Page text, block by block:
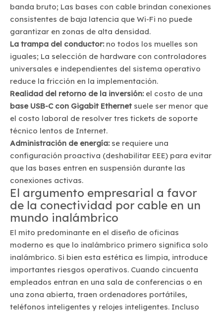
banda bruto; Las bases con cable brindan conexiones
consistentes de baja latencia que Wi-Fi no puede
garantizar en zonas de alta densidad.
La trampa del conductor: no todos los muelles son
iguales; La selección de hardware con controladores
universales e independientes del sistema operativo
reduce la fricción en la implementación.
Realidad del retorno de la inversión: el costo de una
base USB-C con Gigabit Ethernet suele ser menor que
el costo laboral de resolver tres tickets de soporte
técnico lentos de Internet.
Administración de energía: se requiere una
configuración proactiva (deshabilitar EEE) para evitar
que las bases entren en suspensión durante las
conexiones activas.
El argumento empresarial a favor
de la conectividad por cable en un
mundo inalámbrico
El mito predominante en el diseño de oficinas
moderno es que lo inalámbrico primero significa solo
inalámbrico. Si bien esta estética es limpia, introduce
importantes riesgos operativos. Cuando cincuenta
empleados entran en una sala de conferencias o en
una zona abierta, traen ordenadores portátiles,
teléfonos inteligentes y relojes inteligentes. Incluso